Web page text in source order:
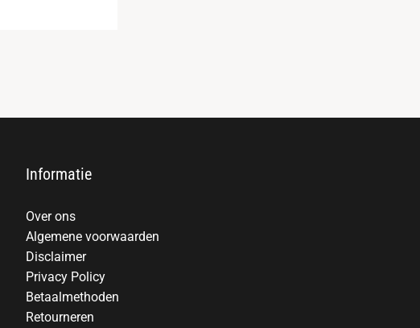
Informatie
Over ons
Algemene voorwaarden
Disclaimer
Privacy Policy
Betaalmethoden
Retourneren